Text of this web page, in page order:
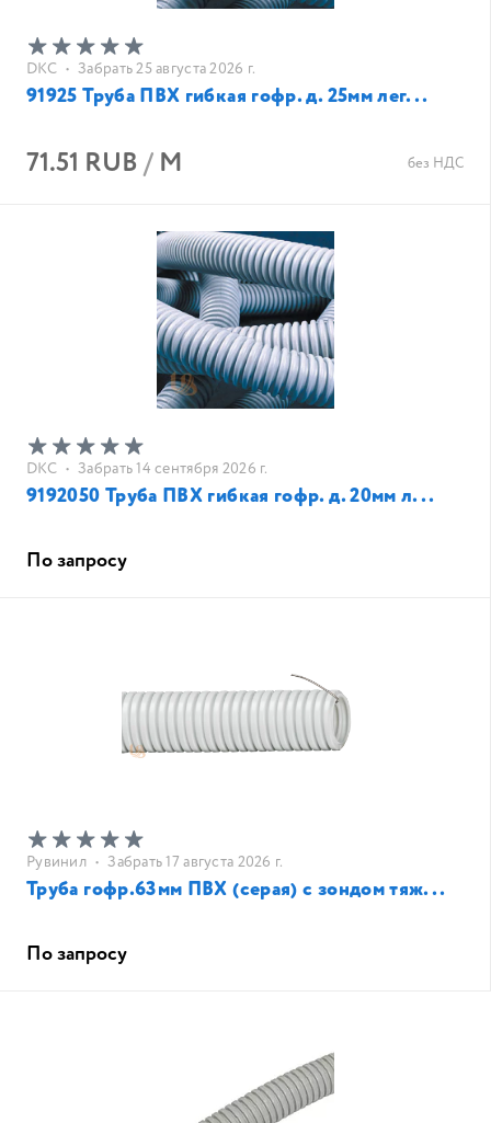
DKC • Забрать 25 августа 2026 г.
91925 Труба ПВХ гибкая гофр. д. 25мм лег...
71.51 RUB/ М без НДС
DKC • Забрать 14 сентября 2026 г.
9192050 Труба ПВХ гибкая гофр. д. 20мм л...
По запросу
Рувинил • Забрать 17 августа 2026 г.
Труба гофр.63мм ПВХ (серая) с зондом тяж...
По запросу